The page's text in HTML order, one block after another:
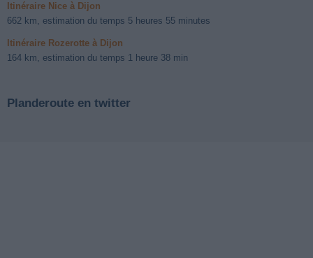
Itinéraire Nice à Dijon
662 km, estimation du temps 5 heures 55 minutes
Itinéraire Rozerotte à Dijon
164 km, estimation du temps 1 heure 38 min
Planderoute en twitter